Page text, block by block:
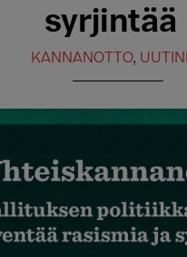
syrjintää
KANNANOTTO,